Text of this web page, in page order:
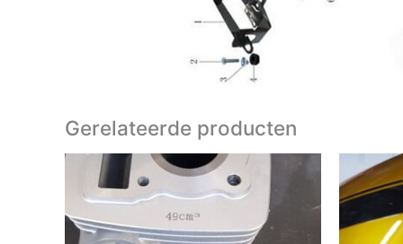
Gerelateerde producten